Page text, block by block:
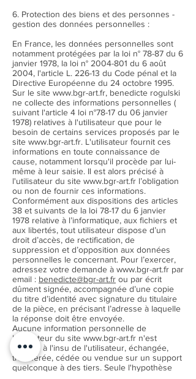
6. Protection des biens et des personnes -
gestion des données personnelles :
En France, les données personnelles sont
notamment protégées par la loi n° 78-87 du 6
janvier 1978, la loi n° 2004-801 du 6 août
2004, l'article L. 226-13 du Code pénal et la
Directive Européenne du 24 octobre 1995.
Sur le site www.bgr-art.fr, benedicte rogulski
ne collecte des informations personnelles (
suivant l'article 4 loi n°78-17 du 06 janvier
1978) relatives à l'utilisateur que pour le
besoin de certains services proposés par le
site www.bgr-art.fr. L'utilisateur fournit ces
informations en toute connaissance de
cause, notamment lorsqu'il procède par lui-
même à leur saisie. Il est alors précisé à
l'utilisateur du site www.bgr-art.fr l’obligation
ou non de fournir ces informations.
Conformément aux dispositions des articles
38 et suivants de la loi 78-17 du 6 janvier
1978 relative à l’informatique, aux fichiers et
aux libertés, tout utilisateur dispose d’un
droit d’accès, de rectification, de
suppression et d’opposition aux données
personnelles le concernant. Pour l’exercer,
adressez votre demande à www.bgr-art.fr par
email : benedicte@bgr-art.fr ou par écrit
dûment signée, accompagnée d’une copie
du titre d’identité avec signature du titulaire
de la pièce, en précisant l’adresse à laquelle
la réponse doit être envoyée.
Aucune information personnelle de
l'utilisateur du site www.bgr-art.fr n'est
publiée à l'insu de l'utilisateur, échangée,
transférée, cédée ou vendue sur un support
quelconque à des tiers. Seule l'hypothèse